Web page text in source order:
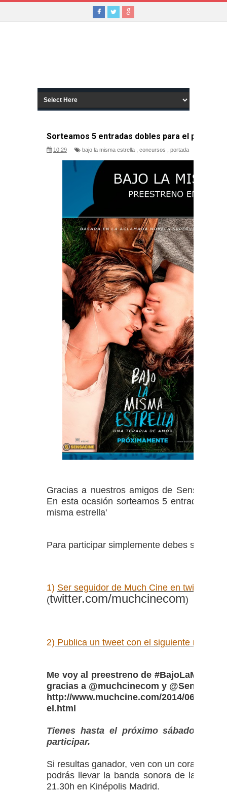
Sorteamos 5 entradas dobles para el
10:29 bajo la misma estrella concursos portada
Gracias a nuestros amigos de SensaCine
En esta ocasión sorteamos 5 entradas
misma estrella'
Para participar simplemente debes seguir
1) Ser seguidor de Much Cine en twitter
(twitter.com/muchcinecom)
2) Publica un tweet con el siguiente
Me voy al preestreno de
gracias a @muchcinecom y @SensaCine
http://www.muchcine.com/2014/06/
el.html
Tienes hasta el próximo sábado 28
participar.
Si resultas ganador, ven con un corazon
podrás llevar la banda sonora de la peli.
21.30h en Kinépolis Madrid.